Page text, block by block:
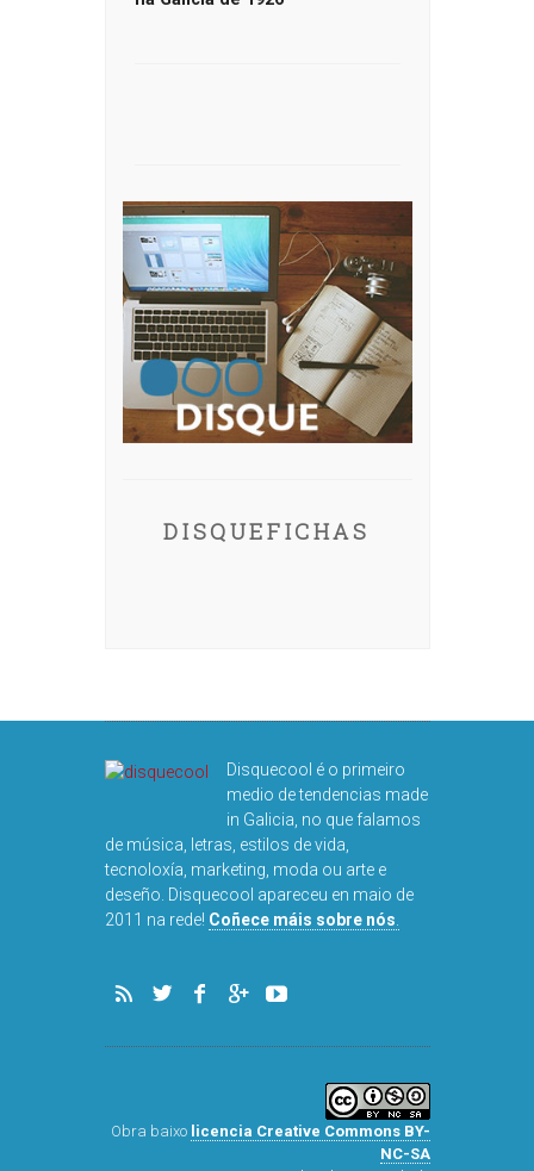
DISQUEFICHAS
Disquecool é o primeiro
medio de tendencias made
in Galicia, no que falamos
de música, letras, estilos de vida,
tecnoloxía, marketing, moda ou arte e
deseño. Disquecool apareceu en maio de
2011 na rede! Coñece máis sobre nós
Obra baixo licencia Creative Commons BY-
NC-SA